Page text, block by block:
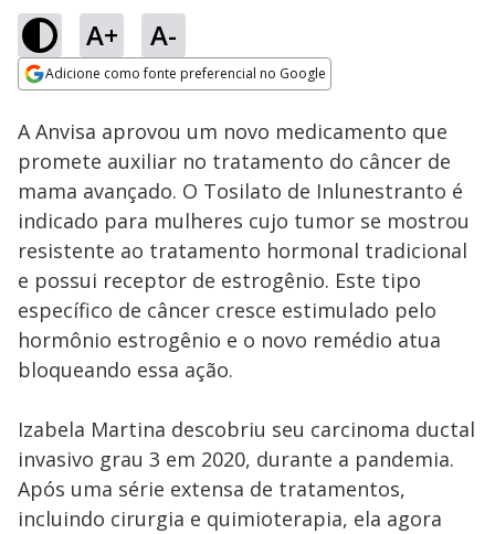
A+ A-
Adicione como fonte preferencial no Google
Ativar
Loaded
30.70%
A Anvisa aprovou um novo medicamento que
promete auxiliar no tratamento do câncer de
mama avançado. O Tosilato de Inlunestranto é
indicado para mulheres cujo tumor se mostrou
resistente ao tratamento hormonal tradicional
e possui receptor de estrogênio. Este tipo
específico de câncer cresce estimulado pelo
hormônio estrogênio e o novo remédio atua
bloqueando essa ação.
Izabela Martina descobriu seu carcinoma ductal
invasivo grau 3 em 2020, durante a pandemia.
Após uma série extensa de tratamentos,
incluindo cirurgia e quimioterapia, ela agora